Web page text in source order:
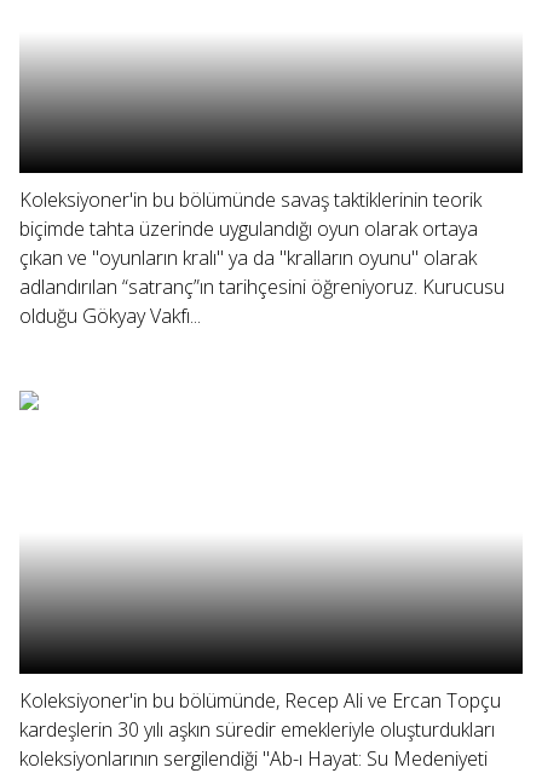
Koleksiyoner'in bu bölümünde savaş taktiklerinin teorik
biçimde tahta üzerinde uygulandığı oyun olarak ortaya
çıkan ve "oyunların kralı" ya da "kralların oyunu" olarak
adlandırılan “satranç”ın tarihçesini öğreniyoruz. Kurucusu
olduğu Gökyay Vakfı...
Koleksiyoner'in bu bölümünde, Recep Ali ve Ercan Topçu
kardeşlerin 30 yılı aşkın süredir emekleriyle oluşturdukları
koleksiyonlarının sergilendiği "Ab-ı Hayat: Su Medeniyeti